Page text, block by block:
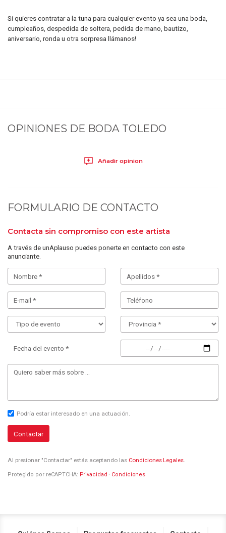
Si quieres contratar a la tuna para cualquier evento ya sea una boda,
cumpleaños, despedida de soltera, pedida de mano, bautizo,
aniversario, ronda u otra sorpresa llámanos!
OPINIONES DE BODA TOLEDO
Añadir opinion
FORMULARIO DE CONTACTO
Contacta sin compromiso con este artista
A través de unAplauso puedes ponerte en contacto con este
anunciante.
Fecha del evento *
Podría estar interesado en una actuación.
Contactar
Al presionar "Contactar" estás aceptando las Condiciones Legales.
Protegido por reCAPTCHA: Privacidad · Condiciones